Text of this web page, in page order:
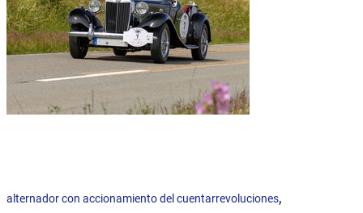
alternador con accionamiento del cuentarrevoluciones,